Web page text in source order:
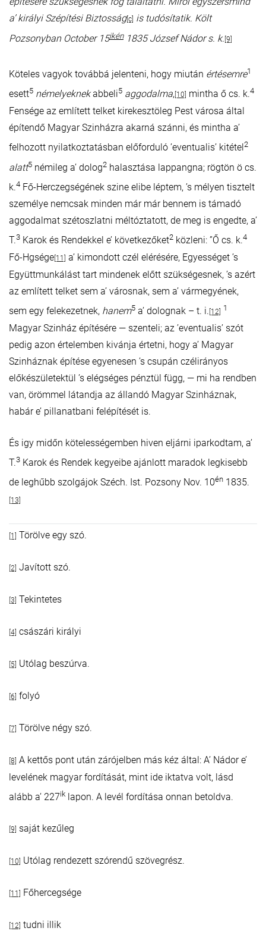
a’ királyi Szépítési Biztosság[c] is tudósítatik. Költ
Pozsonyban October 15ikén1835 József Nádor s. k. [9]
Köteles vagyok továbbá jelenteni, hogy miután értésemre1
esett5 némelyeknekabbeli5 aggodalma, [10] mintha ő cs. k.4
Fensége az említett telket kirekesztöleg Pest városa által
építendő Magyar Szinházra akarná szánni, és mintha a’
felhozott nyilatkoztatásban előforduló ’eventualis’ kitétel 2
alatt5 némileg a’ dolog2 halasztása lappangna; rögtön ö cs.
k.4 Fő-Herczegségének szine elibe léptem, ’s mélyen tisztelt
személye nemcsak minden már már bennem is támadó
aggodalmat szétoszlatni méltóztatott, de meg is engedte, a’
T.3 Karok és Rendekkel e’ következőket2 közleni: ”Ő cs. k.4
Fő-Hgsége[11] a’ kimondott czél elérésére, Egyességet ’s
Együttmunkálást tart mindenek előtt szükségesnek, ’s azért
az említett telket sem a’ városnak, sem a’ vármegyének,
sem egy felekezetnek, hanem5 a’ dolognak – t. i. [12] 1
Magyar Szinház építésére — szenteli; az ’eventualis’ szót
pedig azon értelemben kivánja értetni, hogy a’ Magyar
Szinháznak építése egyenesen ’s csupán czélirányos
előkészületektül ’s elégséges pénztül függ, — mi ha rendben
van, örömmel látandja az állandó Magyar Szinháznak,
habár e’ pillanatbani felépítését is.
És igy midőn kötelességemben hiven eljárni iparkodtam, a’
T.3 Karok és Rendek kegyeibe ajánlott maradok legkisebb
de leghűbb szolgájok Széch. Ist. Pozsony Nov. 10én 1835.
[13]
[1] Törölve egy szó.
[2] Javított szó.
[3] Tekintetes
[4] császári királyi
[5] Utólag beszúrva.
[6] folyó
[7] Törölve négy szó.
[8] A kettős pont után zárójelben más kéz által: A’ Nádor e’
levelének magyar fordítását, mint ide iktatva volt, lásd
alább a’ 227ik lapon. A levél fordítása onnan betoldva.
[9] saját kezűleg
[10] Utólag rendezett szórendű szövegrész.
[11] Főhercegsége
[12] tudni illik